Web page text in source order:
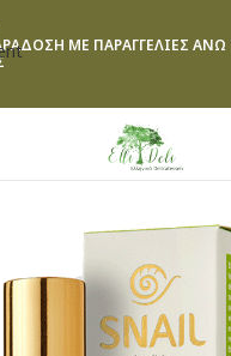
ΜΕ ΠΑΡΑΓΓΕΛΙΕΣ ΑΝΩ